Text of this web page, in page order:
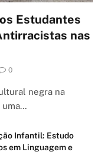
Estudantes
nas
0
negra na
uma…
Infantil: Estudo
em Linguagem e